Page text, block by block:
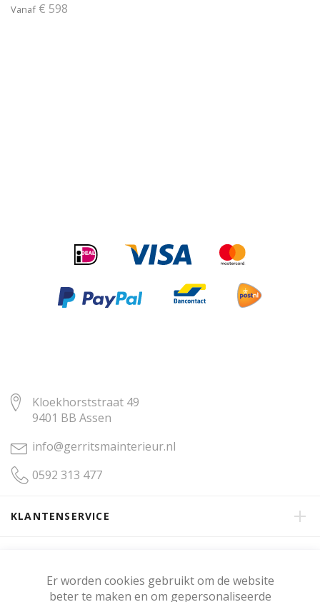
Er worden cookies gebruikt om de website
beter te maken en om gepersonaliseerde
Vanaf € 598
Kloekhorststraat 49
9401 BB Assen
info@gerritsmainterieur.nl
0592 313 477
KLANTENSERVICE
KLANTENBEOORDELING